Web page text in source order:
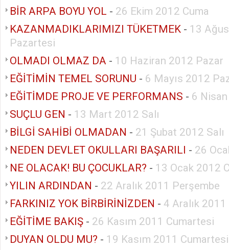
BİR ARPA BOYU YOL - 26 Ekim 2012 Cuma
KAZANMADIKLARIMIZI TÜKETMEK - 13
Pazartesi
OLMADI OLMAZ DA - 10 Haziran 2012 Pazar
EĞİTİMİN TEMEL SORUNU - 6 Mayıs 2012
EĞİTİMDE PROJE VE PERFORMANS - 6
SUÇLU GEN - 13 Mart 2012 Salı
BİLGİ SAHİBİ OLMADAN - 21 Şubat 2012 Salı
NEDEN DEVLET OKULLARI BAŞARILI - 26
NE OLACAK! BU ÇOCUKLAR? - 13 Ocak 2012
YILIN ARDINDAN - 22 Aralık 2011 Perşembe
FARKINIZ YOK BİRBİRİNİZDEN - 4 Aralık
EĞİTİME BAKIŞ - 26 Kasım 2011 Cumartesi
DUYAN OLDU MU? - 19 Kasım 2011 Cumartesi